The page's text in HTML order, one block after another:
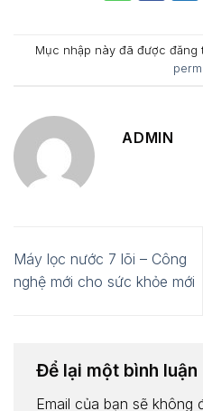
Mục nhập này đã được đăng
ADMIN
Máy lọc nước 7 lõi – Công
nghệ mới cho sức khỏe mới
Để lại một bình luận
Email của bạn sẽ không